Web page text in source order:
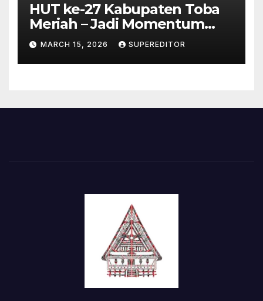
HUT ke-27 Kabupaten Toba
Meriah – Jadi Momentum
Perkuat Sinergi
Pembangunan Kawasan
Danau Toba
MARCH 15, 2026 SUPEREDITOR